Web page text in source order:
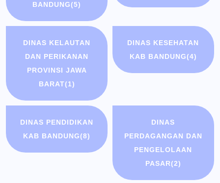
BANDUNG(5)
DINAS KELAUTAN
DAN PERIKANAN
PROVINSI JAWA
BARAT(1)
DINAS KESEHATAN
KAB BANDUNG(4)
DINAS PENDIDIKAN
KAB BANDUNG(8)
DINAS
PERDAGANGAN DAN
PENGELOLAAN
PASAR(2)